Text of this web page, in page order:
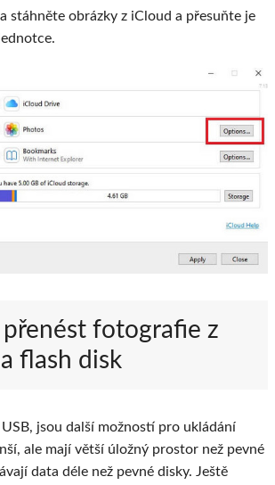
stáhněte obrázky z iCloud a přesuňte je
přenést fotografie z
flash disk
USB, jsou další možností pro ukládání
ale mají větší úložný prostor než pevné
data déle než pevné disky. Ještě